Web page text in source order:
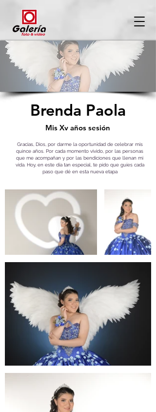
Brenda Paola
Mis Xv años sesión
Gracias, Dios, por darme la oportunidad de celebrar mis
quince años. Por cada momento vivido, por las personas
que me acompañan y por las bendiciones que llenan mi
vida. Hoy, en este día tan especial, te pido que guíes cada
paso que dé en esta nueva etapa